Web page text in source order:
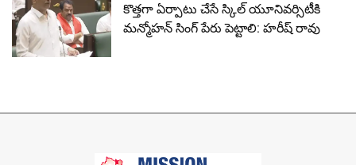
కొత్తగా ఏర్పాటు చేసే స్కిల్ యూనివర్సిటీకి
మన్మోహన్ సింగ్ పేరు పెట్టాలి: హరీష్ రావు